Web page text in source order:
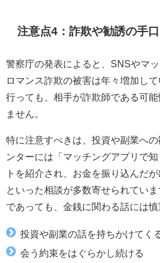
注意点4：詐欺や勧誘の手
警察庁の発表によると、SNSやマ
ロマンス詐欺の被害は年々増加し
行っても、相手が詐欺師である可
ません。
特に注意すべきは、投資や副業へ
ンターには「マッチングアプリで
トを紹介され、お金を振り込んだ
といった相談が多数寄せられてい
であっても、金銭に関わる話には慎
投資や副業の話を持ちかけてく
会う約束をはぐらかし続ける